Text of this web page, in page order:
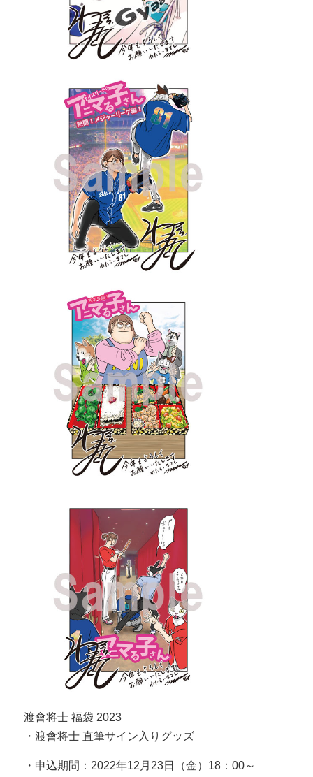
渡會将士 福袋 2023
・渡會将士 直筆サイン入りグッズ
・申込期間：2022年12月23日（金）18：00～